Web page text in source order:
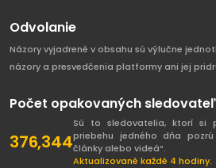
Odvolanie
Názory vyjadrené v obsahu sú výlučne
názory a presvedčenia platformy ani jej
Počet opakovaných
376,344
Sú to sledovatelia, ktorí si
priebehu jedného dňa
články alebo videá“.
Aktualizované každé 4 hodiny.